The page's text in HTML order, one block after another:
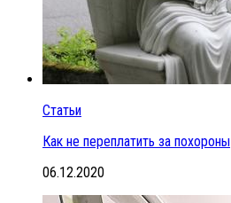
Статьи
Как не переплатить за похороны
06.12.2020